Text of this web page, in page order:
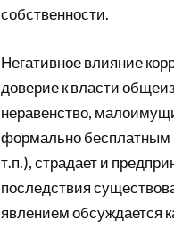
собственности.
Негативное влияние
доверие к власти
неравенство,
формально бесплатным
т.п.), страдает и
последствия
явлением обсуждается